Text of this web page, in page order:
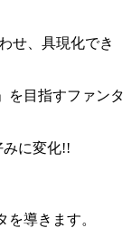
せ、具現化でき
を目指すファンタ
に変化!!
導きます。